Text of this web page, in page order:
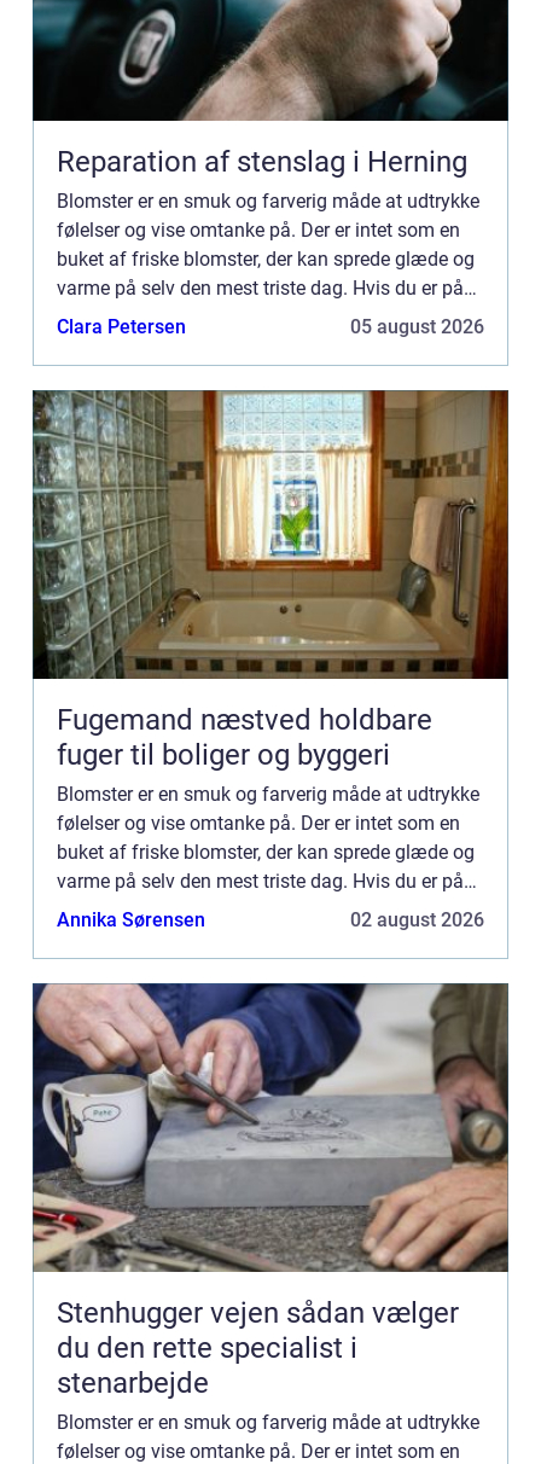
Reparation af stenslag i Herning
Blomster er en smuk og farverig måde at udtrykke
følelser og vise omtanke på. Der er intet som en
buket af friske blomster, der kan sprede glæde og
varme på selv den mest triste dag. Hvis du er på
udkig efter en s...
Clara Petersen 05 august 2026
Fugemand næstved holdbare
fuger til boliger og byggeri
Blomster er en smuk og farverig måde at udtrykke
følelser og vise omtanke på. Der er intet som en
buket af friske blomster, der kan sprede glæde og
varme på selv den mest triste dag. Hvis du er på
udkig efter en s...
Annika Sørensen 02 august 2026
Stenhugger vejen sådan vælger
du den rette specialist i
stenarbejde
Blomster er en smuk og farverig måde at udtrykke
følelser og vise omtanke på. Der er intet som en